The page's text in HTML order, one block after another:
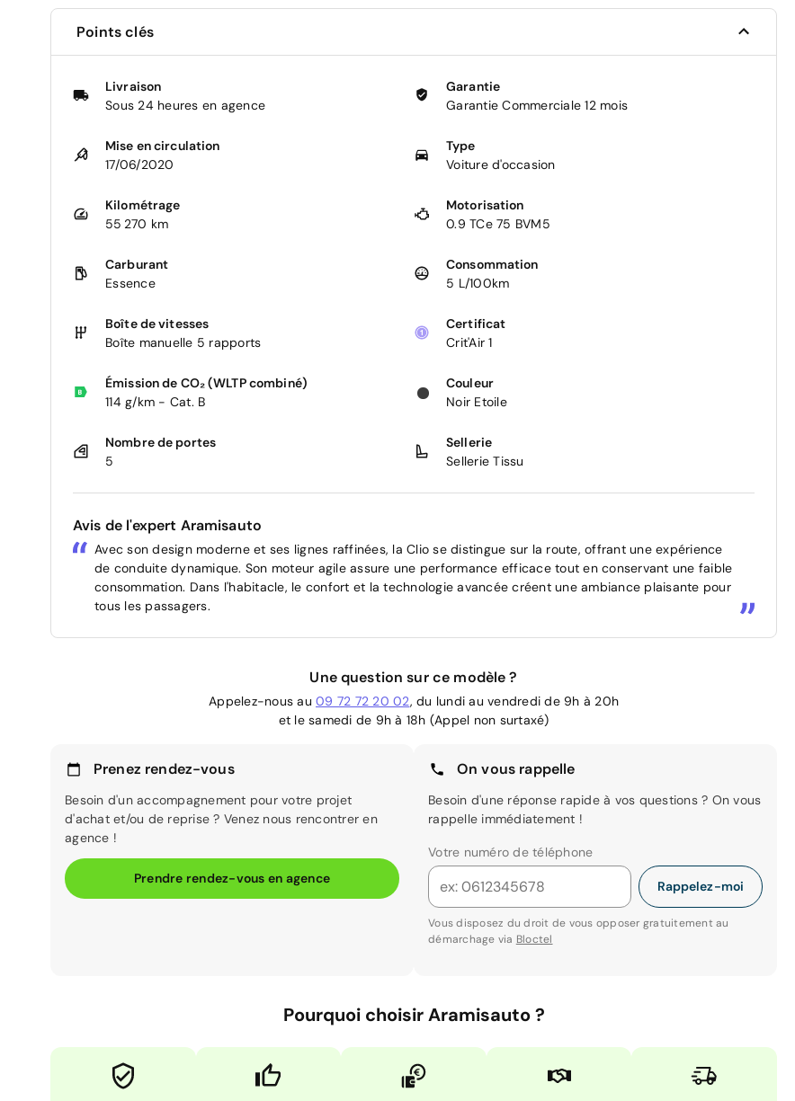
Points clés
Livraison
Sous 24 heures en agence
Garantie
Garantie Commerciale 12 mois
Mise en circulation
17/06/2020
Type
Voiture d'occasion
Kilométrage
55 270 km
Motorisation
0.9 TCe 75 BVM5
Carburant
Essence
Consommation
5 L/100km
Boîte de vitesses
Boîte manuelle 5 rapports
Certificat
Crit'Air 1
Émission de CO₂ (WLTP combiné)
114 g/km - Cat. B
Couleur
Noir Etoile
Nombre de portes
5
Sellerie
Sellerie Tissu
Avis de l'expert Aramisauto
Avec son design moderne et ses lignes raffinées, la Clio se distingue sur la route, offrant une expérience
de conduite dynamique. Son moteur agile assure une performance efficace tout en conservant une faible
consommation. Dans l'habitacle, le confort et la technologie avancée créent une ambiance plaisante pour
tous les passagers.
Une question sur ce modèle ?
Appelez-nous au 09 72 72 20 02, du lundi au vendredi de 9h à 20h
et le samedi de 9h à 18h (Appel non surtaxé)
Prenez rendez-vous
Besoin d'un accompagnement pour votre projet
d'achat et/ou de reprise ? Venez nous rencontrer en
agence !
Prendre rendez-vous en agence
On vous rappelle
Besoin d'une réponse rapide à vos questions ? On vous
rappelle immédiatement !
Votre numéro de téléphone
Rappelez-moi
Vous disposez du droit de vous opposer gratuitement au
démarchage via Bloctel
Pourquoi choisir Aramisauto ?